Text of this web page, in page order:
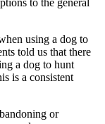
using a dog to
told us that there
a dog to hunt
is a consistent
or